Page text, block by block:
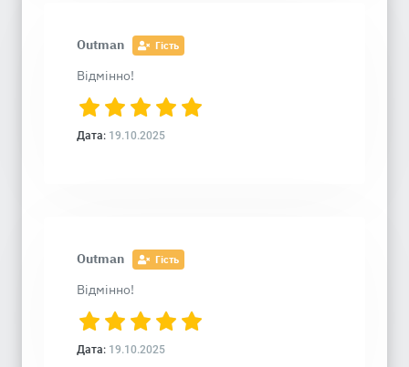
Outman Гість
Відмінно!
Дата: 19.10.2025
Outman Гість
Відмінно!
Дата: 19.10.2025